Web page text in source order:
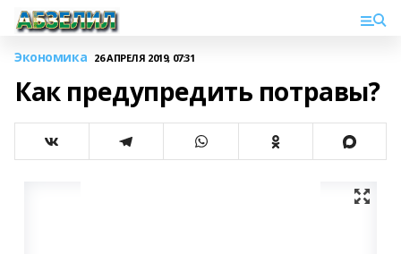
Экономика 26 АПРЕЛЯ 2019, 07:31
Как предупредить потравы?